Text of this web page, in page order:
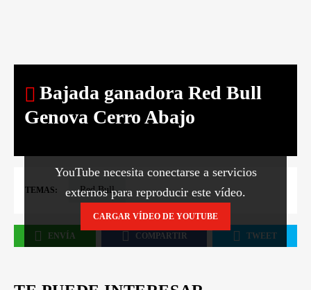
Bajada ganadora Red Bull
Genova Cerro Abajo
YouTube necesita conectarse a servicios
externos para reproducir este vídeo.
CARGAR VÍDEO DE YOUTUBE
TEMAS: Red Bull
ENVÍA COMPARTIR TWEET